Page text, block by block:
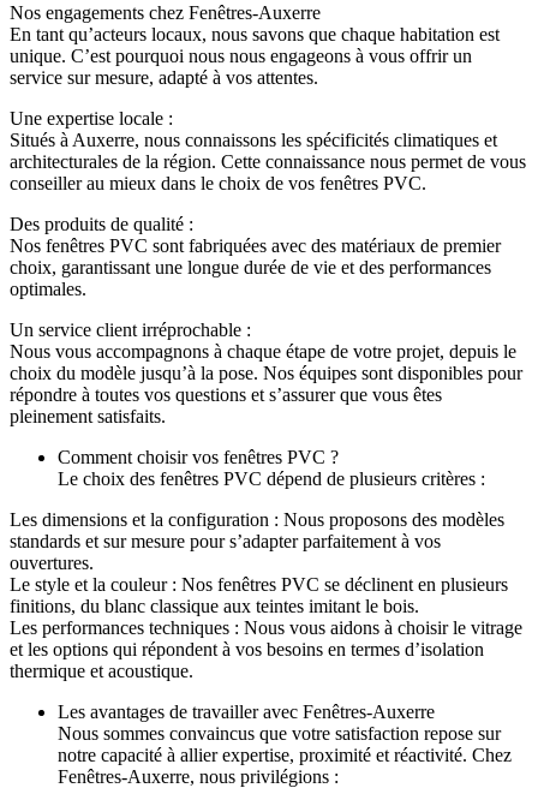
Nos engagements chez Fenêtres-Auxerre
En tant qu’acteurs locaux, nous savons que chaque habitation est
unique. C’est pourquoi nous nous engageons à vous offrir un
service sur mesure, adapté à vos attentes.
Une expertise locale :
Situés à Auxerre, nous connaissons les spécificités climatiques et
architecturales de la région. Cette connaissance nous permet de vous
conseiller au mieux dans le choix de vos fenêtres PVC.
Des produits de qualité :
Nos fenêtres PVC sont fabriquées avec des matériaux de premier
choix, garantissant une longue durée de vie et des performances
optimales.
Un service client irréprochable :
Nous vous accompagnons à chaque étape de votre projet, depuis le
choix du modèle jusqu’à la pose. Nos équipes sont disponibles pour
répondre à toutes vos questions et s’assurer que vous êtes
pleinement satisfaits.
Comment choisir vos fenêtres PVC ?
Le choix des fenêtres PVC dépend de plusieurs critères :
Les dimensions et la configuration : Nous proposons des modèles
standards et sur mesure pour s’adapter parfaitement à vos
ouvertures.
Le style et la couleur : Nos fenêtres PVC se déclinent en plusieurs
finitions, du blanc classique aux teintes imitant le bois.
Les performances techniques : Nous vous aidons à choisir le vitrage
et les options qui répondent à vos besoins en termes d’isolation
thermique et acoustique.
Les avantages de travailler avec Fenêtres-Auxerre
Nous sommes convaincus que votre satisfaction repose sur
notre capacité à allier expertise, proximité et réactivité. Chez
Fenêtres-Auxerre, nous privilégions :